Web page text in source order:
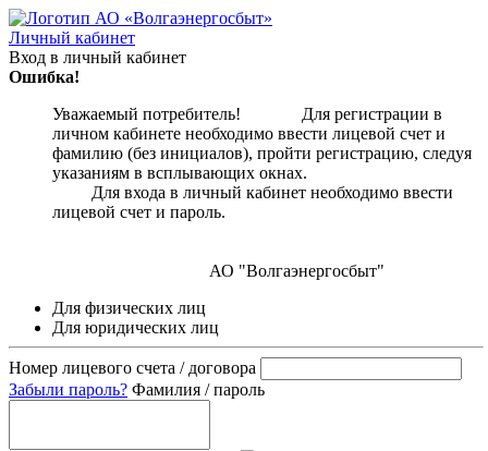
Личный кабинет
Вход в личный кабинет
Ошибка!
Уважаемый потребитель! Для регистрации в
личном кабинете необходимо ввести лицевой счет и
фамилию (без инициалов), пройти регистрацию, следуя
указаниям в всплывающих окнах.
Для входа в личный кабинет необходимо ввести
лицевой счет и пароль.
АО "Волгаэнергосбыт"
Для физических лиц
Для юридических лиц
Номер лицевого счета / договора
Забыли пароль? Фамилия / пароль